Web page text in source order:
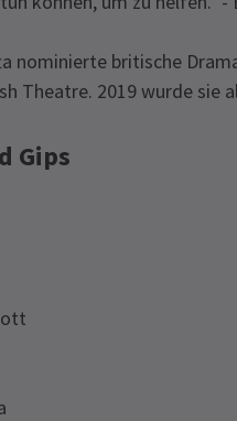
nominierte britische
Theatre. 2019 wurde sie
Gips